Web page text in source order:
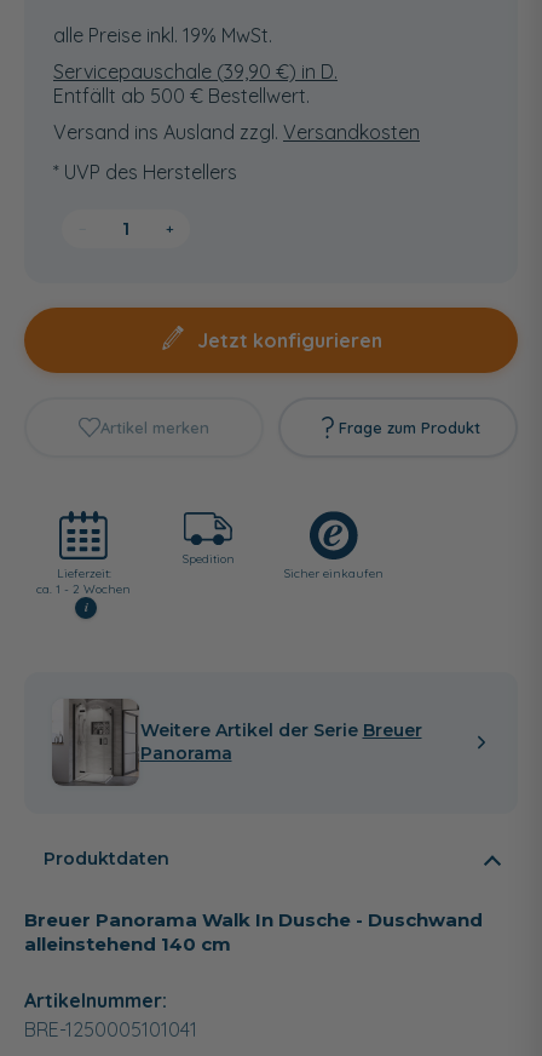
alle Preise inkl. 19% MwSt.
Servicepauschale (39,90 €) in D.
Entfällt ab 500 € Bestellwert.
Versand ins Ausland zzgl. Versandkosten
* UVP des Herstellers
+
Jetzt konfigurieren
Artikel merken Frage zum Produkt
Lieferzeit:
ca. 1 - 2 Wochen
i
Spedition
Sicher einkaufen
Weitere Artikel der Serie Breuer
Panorama
Produktdaten
Breuer Panorama Walk In Dusche - Duschwand
alleinstehend 140 cm
Artikelnummer:
BRE-1250005101041